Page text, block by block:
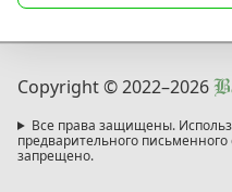
Copyright © 2022–2026
Все права защищены.
предварительного письменного
запрещено.